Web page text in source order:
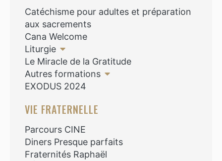
Catéchisme pour adultes et préparation
aux sacrements
Cana Welcome
Liturgie
Le Miracle de la Gratitude
Autres formations
EXODUS 2024
VIE FRATERNELLE
Parcours CINE
Diners Presque parfaits
Fraternités Raphaël